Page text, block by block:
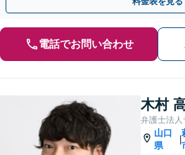
電話でお問い合わせ
木村
弁護士法人
山口
県
|